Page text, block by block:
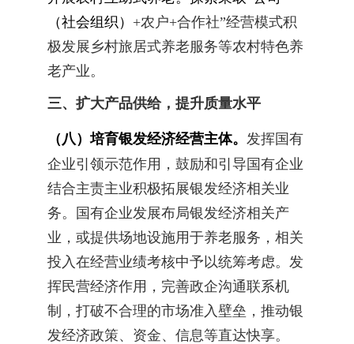
（社会组织） +农户+合作社”经营模式积
极发展乡村旅居式养老服务等农村特色养
老产业。
三、扩大产品供给，提升质量水平
（八）培育银发经济经营主体。 发挥国有
企业引领示范作用，鼓励和引导国有企业
结合主责主业积极拓展银发经济相关业
务。国有企业发展布局银发经济相关产
业，或提供场地设施用于养老服务，相关
投入在经营业绩考核中予以统筹考虑。发
挥民营经济作用，完善政企沟通联系机
制，打破不合理的市场准入壁垒，推动银
发经济政策、资金、信息等直达快享。